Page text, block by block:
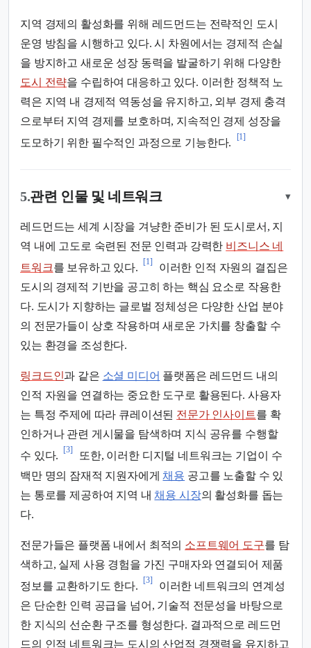
지역 경제의 활성화를 위해 레드먼드는 전략적인 도시
운영 방침을 시행하고 있다. 시 차원에서는 경제적 손실
을 방지하고 새로운 성장 동력을 발굴하기 위해 다양한
도시 전략을 수립하여 대응하고 있다. 이러한 정책적 노
력은 지역 내 경제적 역동성을 유지하고, 외부 경제 충격
으로부터 지역 경제를 보호하며, 지속적인 경제 성장을
도모하기 위한 필수적인 과정으로 기능한다.
[1]
5.관련 인물 및 네트워크 ▾
레드먼드는 세계 시장을 겨냥한 준비가 된 도시로서, 지
역 내에 고도로 숙련된 전문 인력과 강력한 비즈니스 네
트워크를 보유하고 있다.
[1]
이러한 인적 자원의 결집은
도시의 경제적 기반을 공고히 하는 핵심 요소로 작용한
다. 도시가 지향하는 글로벌 정체성은 다양한 산업 분야
의 전문가들이 상호 작용하며 새로운 가치를 창출할 수
있는 환경을 조성한다.
링크드인과 같은 소셜 미디어 플랫폼은 레드먼드 내의
인적 자원을 연결하는 중요한 도구로 활용된다. 사용자
는 특정 주제에 따라 큐레이션된 전문가 인사이트를 확
인하거나 관련 게시물을 탐색하며 지식 공유를 수행할
수 있다.
[3]
또한, 이러한 디지털 네트워크는 기업이 수
백만 명의 잠재적 지원자에게 채용 공고를 노출할 수 있
는 통로를 제공하여 지역 내 채용 시장의 활성화를 돕는
다.
전문가들은 플랫폼 내에서 최적의 소프트웨어 도구를 탐
색하고, 실제 사용 경험을 가진 구매자와 연결되어 제품
정보를 교환하기도 한다.
[3]
이러한 네트워크의 연계성
은 단순한 인력 공급을 넘어, 기술적 전문성을 바탕으로
한 지식의 선순환 구조를 형성한다. 결과적으로 레드먼
드의 인적 네트워크는 도시의 산업적 경쟁력을 유지하고